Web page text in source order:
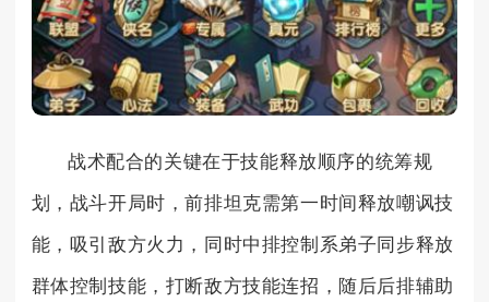
战术配合的关键在于技能释放顺序的统筹规
划，战斗开局时，前排坦克需第一时间释放嘲讽技
能，吸引敌方火力，同时中排控制系弟子同步释放
群体控制技能，打断敌方技能连招，随后后排辅助